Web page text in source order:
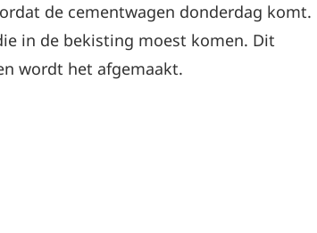
de cementwagen donderdag komt.
in de bekisting moest komen. Dit
wordt het afgemaakt.